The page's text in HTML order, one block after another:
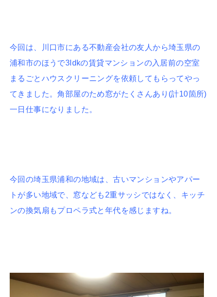
今回は、川口市にある不動産会社の友人から埼玉県の
浦和市のほうで3ldkの賃貸マンションの入居前の空室
まるごとハウスクリーニングを依頼してもらってやっ
てきました。角部屋のため窓がたくさんあり(計10箇所)
一日仕事になりました。
今回の埼玉県浦和の地域は、古いマンションやアパー
トが多い地域で、窓なども2重サッシではなく、キッチ
ンの換気扇もプロペラ式と年代を感じますね。